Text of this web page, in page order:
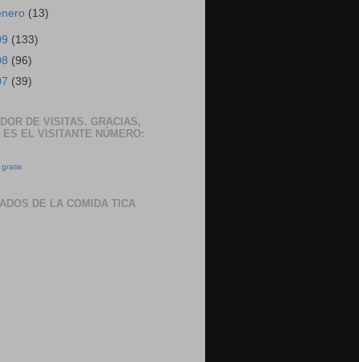
(13)
(133)
(96)
(39)
DE VISITAS. GRACIAS,
ES EL VISITANTE NÚMERO:
DE LA COMIDA TICA